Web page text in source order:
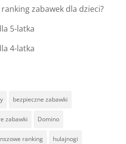
ranking zabawek dla dzieci?
5-latka
4-latka
bezpieczne zabawki
zabawki Domino
ranking hulajnogi